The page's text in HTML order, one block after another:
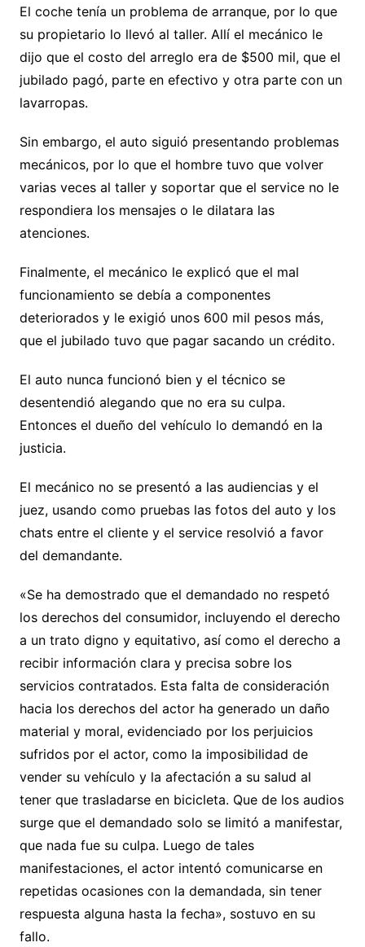
El coche tenía un problema de arranque, por lo que
su propietario lo llevó al taller. Allí el mecánico le
dijo que el costo del arreglo era de $500 mil, que el
jubilado pagó, parte en efectivo y otra parte con un
lavarropas.
Sin embargo, el auto siguió presentando problemas
mecánicos, por lo que el hombre tuvo que volver
varias veces al taller y soportar que el service no le
respondiera los mensajes o le dilatara las
atenciones.
Finalmente, el mecánico le explicó que el mal
funcionamiento se debía a componentes
deteriorados y le exigió unos 600 mil pesos más,
que el jubilado tuvo que pagar sacando un crédito.
El auto nunca funcionó bien y el técnico se
desentendió alegando que no era su culpa.
Entonces el dueño del vehículo lo demandó en la
justicia.
El mecánico no se presentó a las audiencias y el
juez, usando como pruebas las fotos del auto y los
chats entre el cliente y el service resolvió a favor
del demandante.
«Se ha demostrado que el demandado no respetó
los derechos del consumidor, incluyendo el derecho
a un trato digno y equitativo, así como el derecho a
recibir información clara y precisa sobre los
servicios contratados. Esta falta de consideración
hacia los derechos del actor ha generado un daño
material y moral, evidenciado por los perjuicios
sufridos por el actor, como la imposibilidad de
vender su vehículo y la afectación a su salud al
tener que trasladarse en bicicleta. Que de los audios
surge que el demandado solo se limitó a manifestar,
que nada fue su culpa. Luego de tales
manifestaciones, el actor intentó comunicarse en
repetidas ocasiones con la demandada, sin tener
respuesta alguna hasta la fecha», sostuvo en su
fallo.